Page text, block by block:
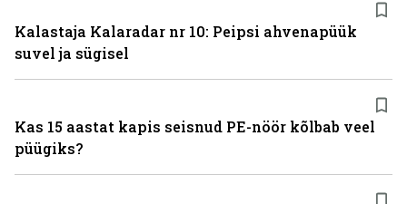
Kalastaja Kalaradar nr 10: Peipsi ahvenapüük
suvel ja sügisel
Kas 15 aastat kapis seisnud PE-nöör kõlbab veel
püügiks?